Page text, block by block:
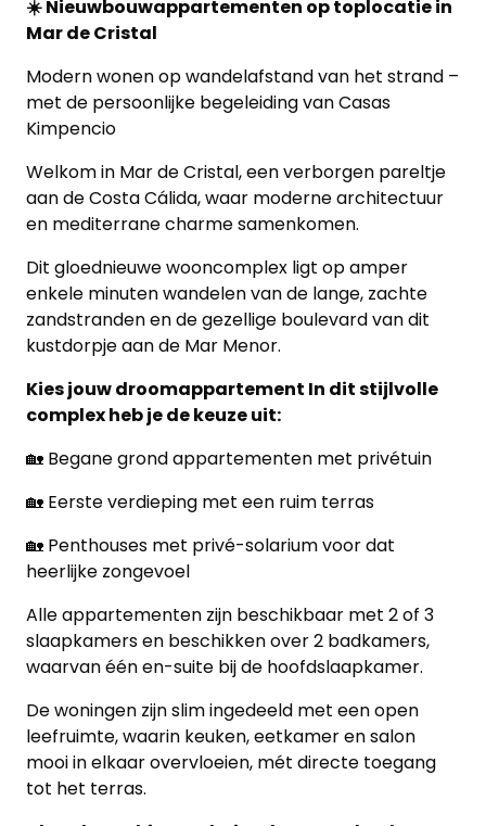
☀️ Nieuwbouwappartementen op toplocatie in
Mar de Cristal
Modern wonen op wandelafstand van het strand –
met de persoonlijke begeleiding van Casas
Kimpencio
Welkom in Mar de Cristal, een verborgen pareltje
aan de Costa Cálida, waar moderne architectuur
en mediterrane charme samenkomen.
Dit gloednieuwe wooncomplex ligt op amper
enkele minuten wandelen van de lange, zachte
zandstranden en de gezellige boulevard van dit
kustdorpje aan de Mar Menor.
Kies jouw droomappartement In dit stijlvolle
complex heb je de keuze uit:
🏡 Begane grond appartementen met privétuin
🏡 Eerste verdieping met een ruim terras
🏡 Penthouses met privé-solarium voor dat
heerlijke zongevoel
Alle appartementen zijn beschikbaar met 2 of 3
slaapkamers en beschikken over 2 badkamers,
waarvan één en-suite bij de hoofdslaapkamer.
De woningen zijn slim ingedeeld met een open
leefruimte, waarin keuken, eetkamer en salon
mooi in elkaar overvloeien, mét directe toegang
tot het terras.